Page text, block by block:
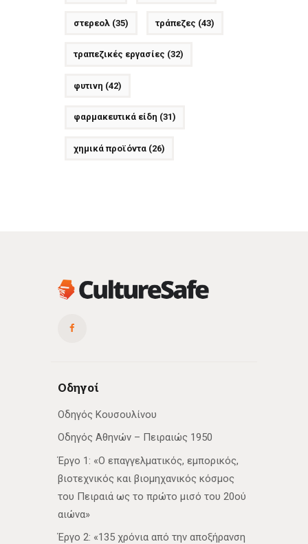
στερεολ(35) τράπεζες (43)
τραπεζικές εργασίες (32)
φυτινη (42)
φαρμακευτικά είδη (31)
χημικά προϊόντα(26)
Οδηγοί
Οδηγός Κουσουλίνου
Οδηγός Αθηνών – Πειραιώς 1950
Έργο 1: «Ο επαγγελματικός, εμπορικός,
βιοτεχνικός και βιομηχανικός κόσμος
του Πειραιά ως το πρώτο μισό του 20ού
αιώνα»
Έργο 2: «135 χρόνια από την αποξήρανση